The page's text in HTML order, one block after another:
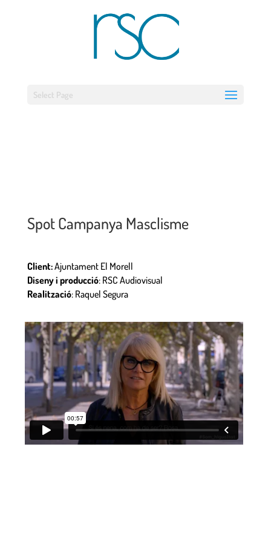
Select Page
Spot Campanya Masclisme
Client:Ajuntament El Morell
Diseny i producció: RSC Audiovisual
Realització: Raquel Segura